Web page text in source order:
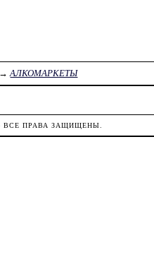
АЛКОМАРКЕТЫ
ВСЕ ПРАВА ЗАЩИЩЕНЫ.